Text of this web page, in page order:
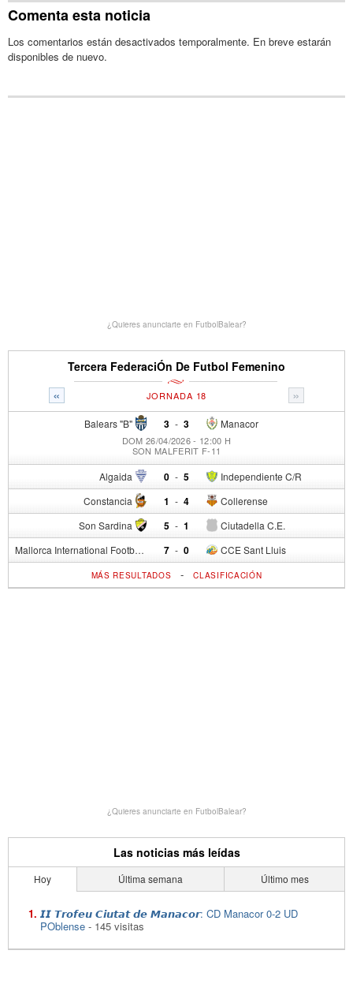
Comenta esta noticia
Los comentarios están desactivados temporalmente. En breve estarán
disponibles de nuevo.
¿Quieres anunciarte en FutbolBalear?
Tercera FederaciÓn De Futbol Femenino
« »
JORNADA 18
Balears "B" 3 - Manacor
3
DOM 26/04/2026 - 12:00 H
SON MALFERIT F-11
Algaida 0 - Independiente C/R
5
Constancia 1 - Collerense
4
Son Sardina 5 - Ciutadella C.E.
1
Mallorca International Football Club del S.p. 7 - CCE Sant Lluis
0
MÁS RESULTADOS -CLASIFICACIÓN
¿Quieres anunciarte en FutbolBalear?
Las noticias más leídas
Hoy Última semana Último mes
𝙄𝙄 𝙏𝙧𝙤𝙛𝙚𝙪 𝘾𝙞𝙪𝙩𝙖𝙩 𝙙𝙚 𝙈𝙖𝙣𝙖𝙘𝙤𝙧: CD Manacor 0-2 UD
POblense - 145 visitas